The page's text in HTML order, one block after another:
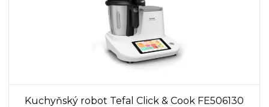
Kuchyňský robot Tefal Click & Cook FE506130